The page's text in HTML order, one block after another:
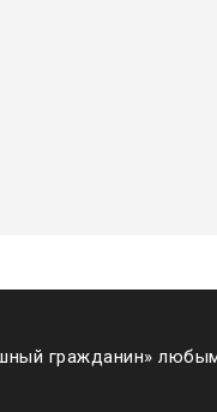
гражданин»